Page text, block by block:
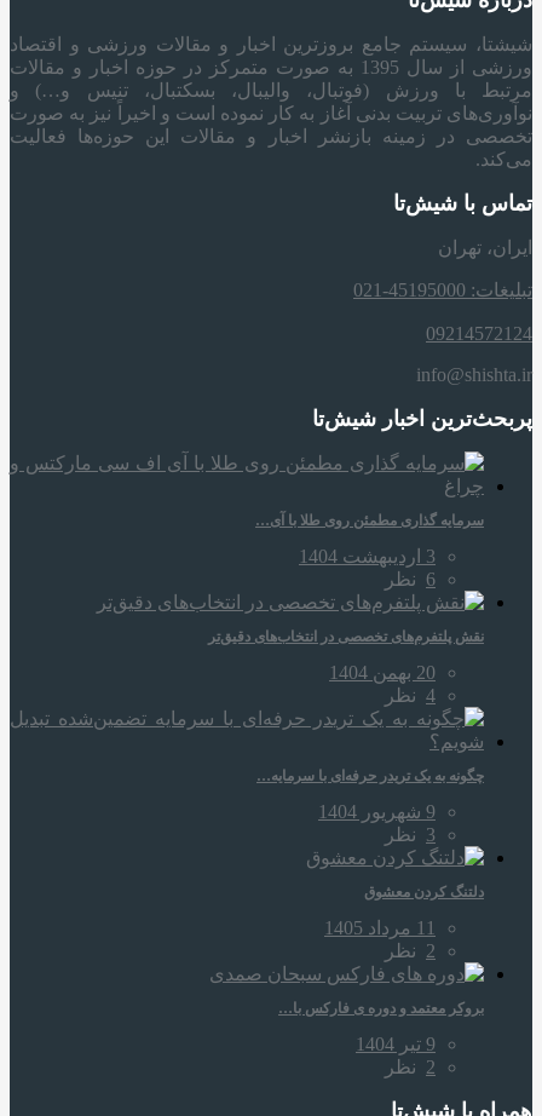
شیشتا، سیستم جامع بروزترین اخبار و مقالات ورزشی و اقتصاد
ورزشی از سال 1395 به صورت متمرکز در حوزه اخبار و مقالات
مرتبط با ورزش (فوتبال، والیبال، بسکتبال، تنیس و…) و
نوآوری‌های تربیت بدنی آغاز به کار نموده است و اخیراً نیز به صورت
تخصصی در زمینه بازنشر اخبار و مقالات این حوزه‌ها فعالیت
می‌کند.
تماس با شیش‌تا
ایران، تهران
تبلیغات: 45195000-021
09214572124
info@shishta.ir
پربحث‌ترین اخبار شیش‌تا
سرمایه‌ گذاری مطمئن روی طلا با آی…
3 اردیبهشت 1404
6 نظر
نقش پلتفرم‌های تخصصی در انتخاب‌های دقیق‌تر
20 بهمن 1404
4 نظر
چگونه به یک تریدر حرفه‌ای با سرمایه…
9 شهریور 1404
3 نظر
دلتنگ کردن معشوق
11 مرداد 1405
2 نظر
بروکر معتمد و دوره‌ ی فارکس با…
9 تیر 1404
2 نظر